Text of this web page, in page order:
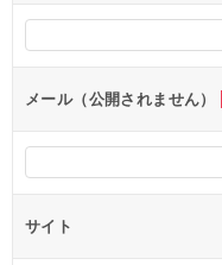
シ
ョ
ンメール（公開されません）
サイト